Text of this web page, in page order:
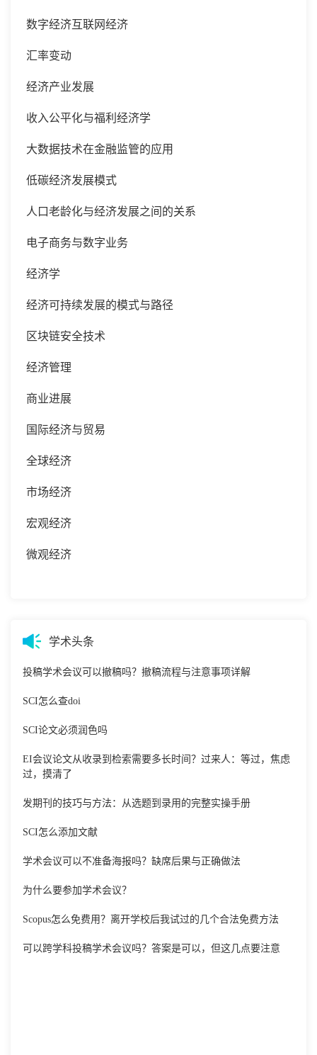
数字经济互联网经济
汇率变动
经济产业发展
收入公平化与福利经济学
大数据技术在金融监管的应用
低碳经济发展模式
人口老龄化与经济发展之间的关系
电子商务与数字业务
经济学
经济可持续发展的模式与路径
区块链安全技术
经济管理
商业进展
国际经济与贸易
全球经济
市场经济
宏观经济
微观经济
学术头条
投稿学术会议可以撤稿吗？撤稿流程与注意事项详解
SCI怎么查doi
SCI论文必须润色吗
EI会议论文从收录到检索需要多长时间？过来人：等过，焦虑
过，摸清了
发期刊的技巧与方法：从选题到录用的完整实操手册
SCI怎么添加文献
学术会议可以不准备海报吗？缺席后果与正确做法
为什么要参加学术会议？
Scopus怎么免费用？离开学校后我试过的几个合法免费方法
可以跨学科投稿学术会议吗？答案是可以，但这几点要注意